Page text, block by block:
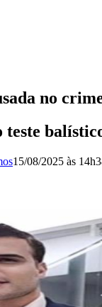
no
15/08/2025 às